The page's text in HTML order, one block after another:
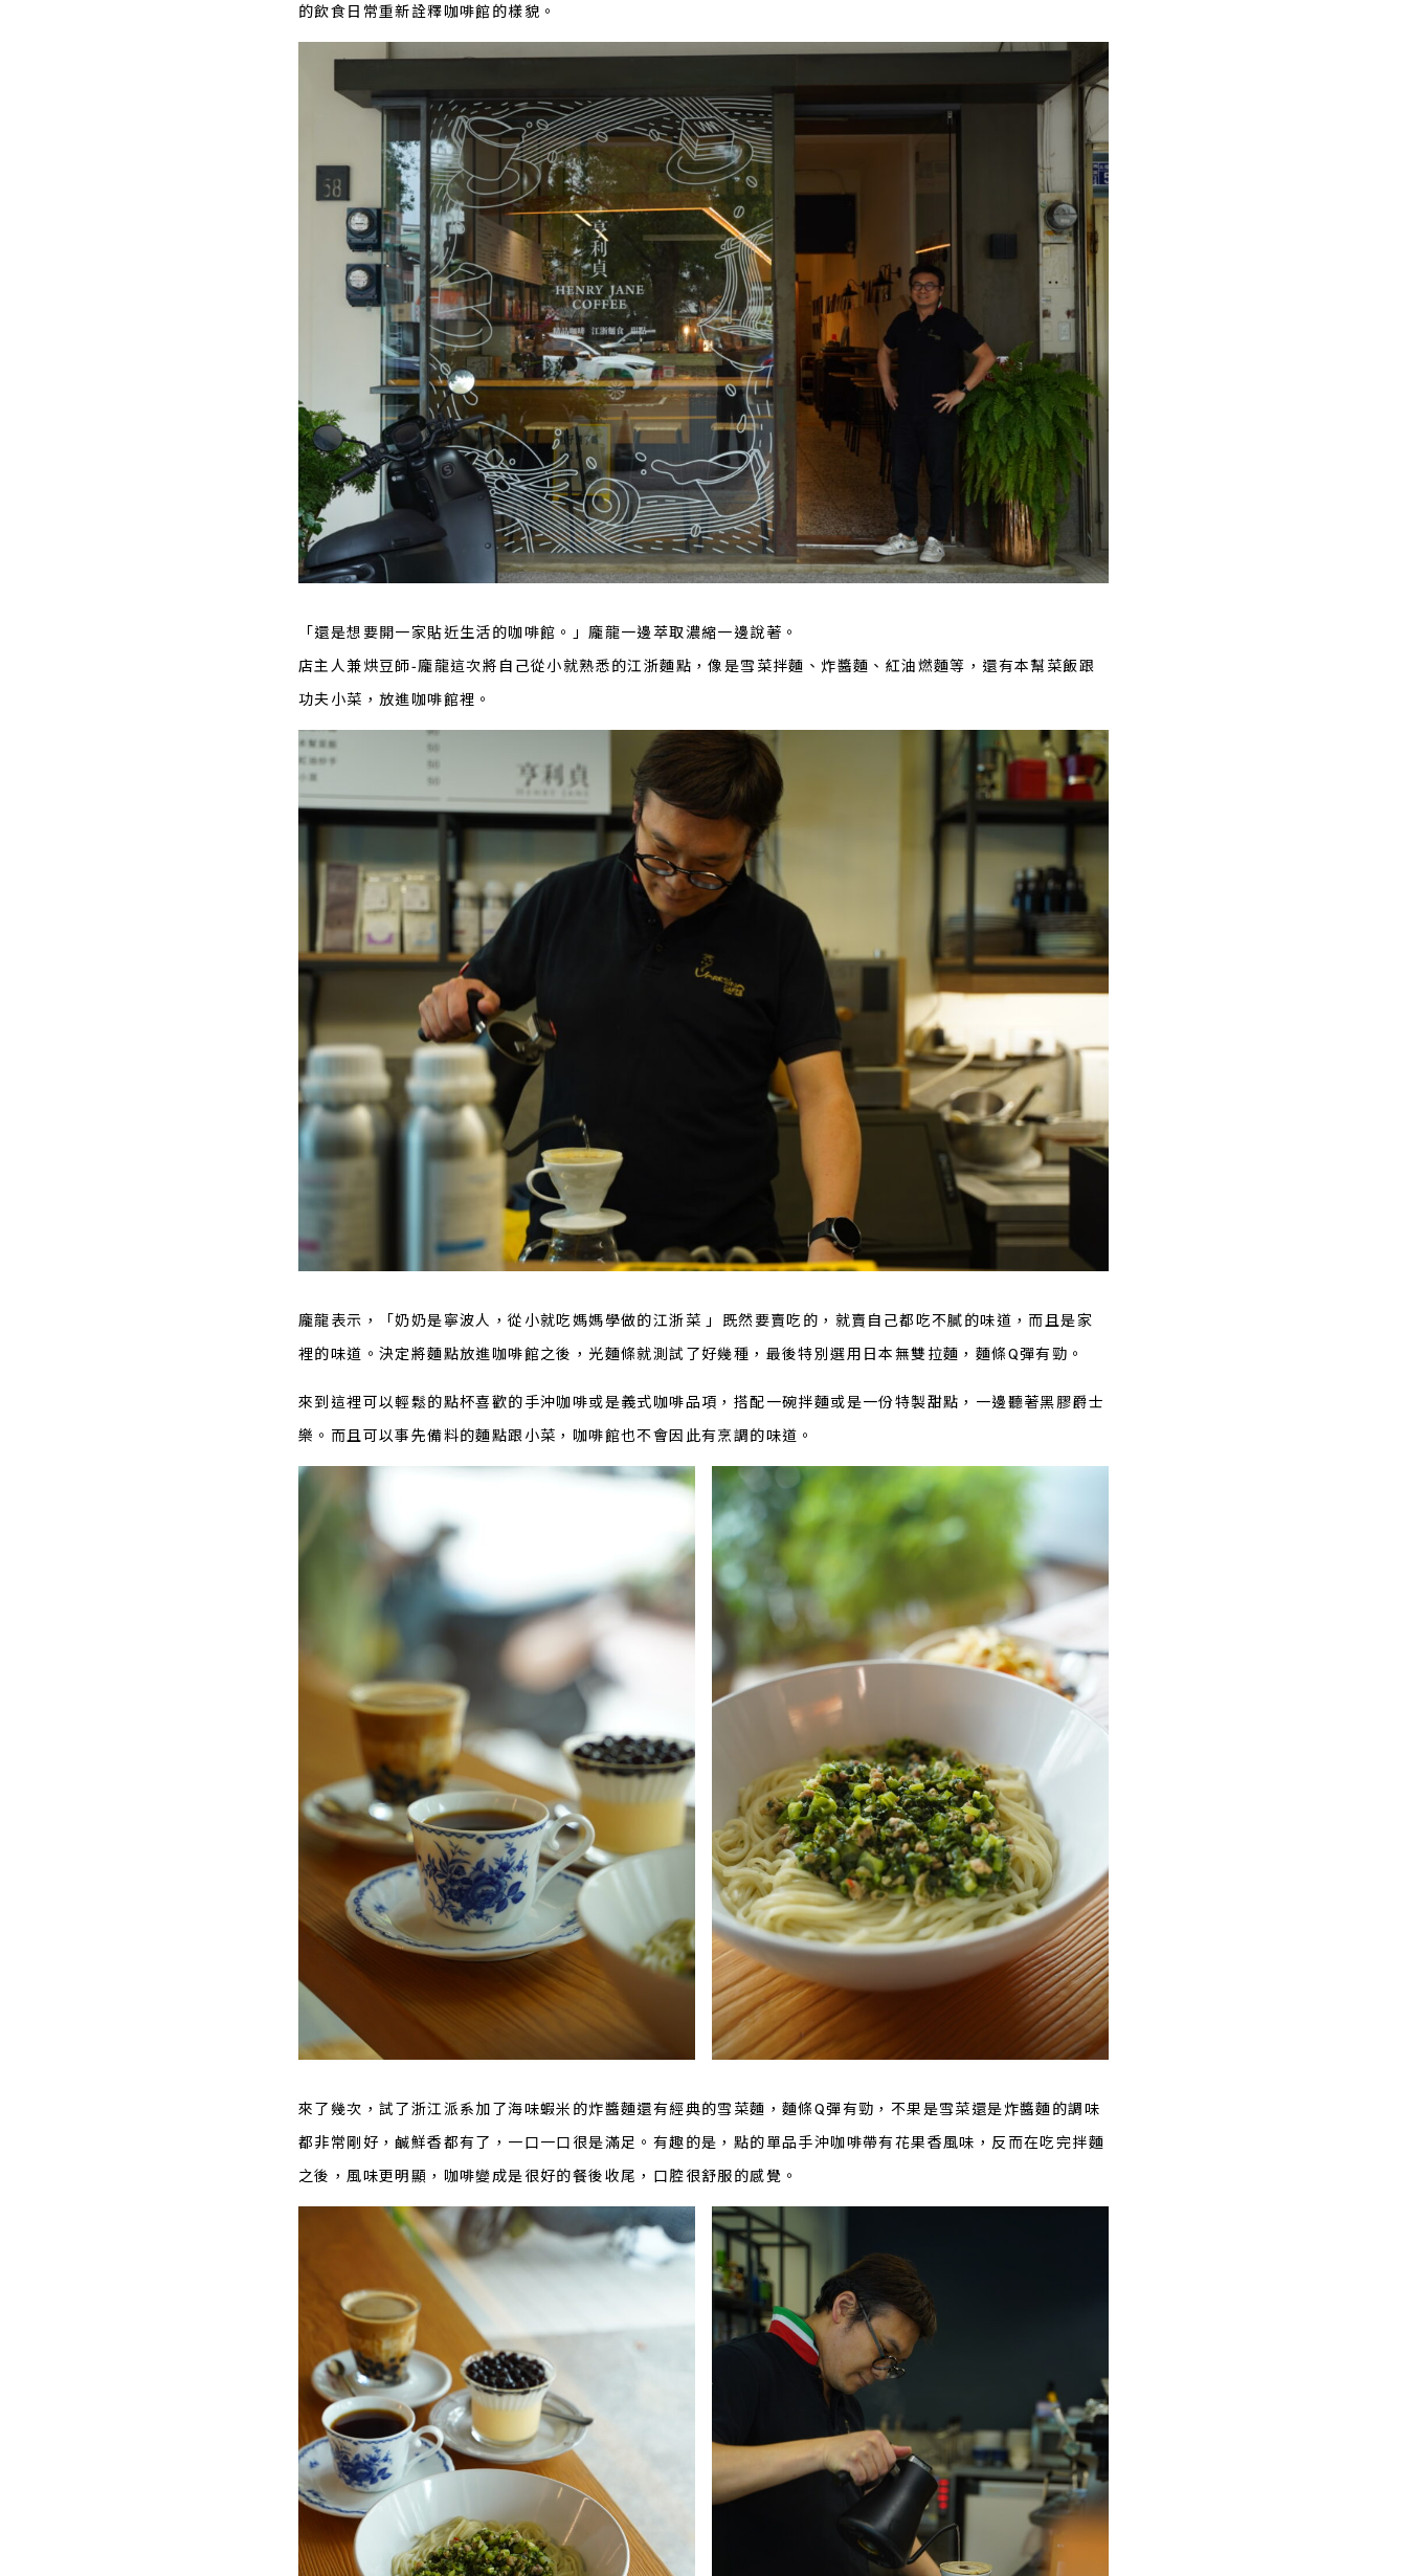
的飲食日常重新詮釋咖啡館的樣貌。
「還是想要開一家貼近生活的咖啡館。」龐龍一邊萃取濃縮一邊說著。
店主人兼烘豆師-龐龍這次將自己從小就熟悉的江浙麵點，像是雪菜拌麵、炸醬麵、紅油燃麵等，還有本幫菜飯跟
功夫小菜，放進咖啡館裡。
龐龍表示，「奶奶是寧波人，從小就吃媽媽學做的江浙菜 」既然要賣吃的，就賣自己都吃不膩的味道，而且是家
裡的味道。決定將麵點放進咖啡館之後，光麵條就測試了好幾種，最後特別選用日本無雙拉麵，麵條Q彈有勁。
來到這裡可以輕鬆的點杯喜歡的手沖咖啡或是義式咖啡品項，搭配一碗拌麵或是一份特製甜點，一邊聽著黑膠爵士
樂。而且可以事先備料的麵點跟小菜，咖啡館也不會因此有烹調的味道。
來了幾次，試了浙江派系加了海味蝦米的炸醬麵還有經典的雪菜麵，麵條Q彈有勁，不果是雪菜還是炸醬麵的調味
都非常剛好，鹹鮮香都有了，一口一口很是滿足。有趣的是，點的單品手沖咖啡帶有花果香風味，反而在吃完拌麵
之後，風味更明顯，咖啡變成是很好的餐後收尾，口腔很舒服的感覺。